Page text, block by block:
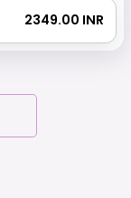
₹ 2349.00 INR